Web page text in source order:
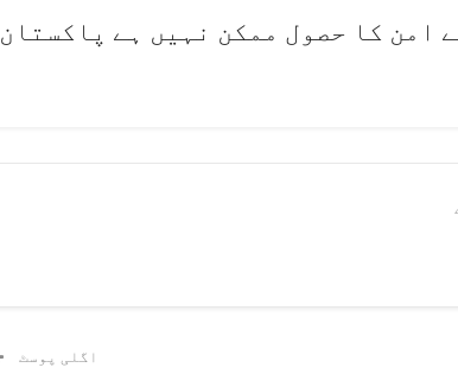
امن کا حصول ممکن نہیں ہے پاکستان
اگلی پوسٹ